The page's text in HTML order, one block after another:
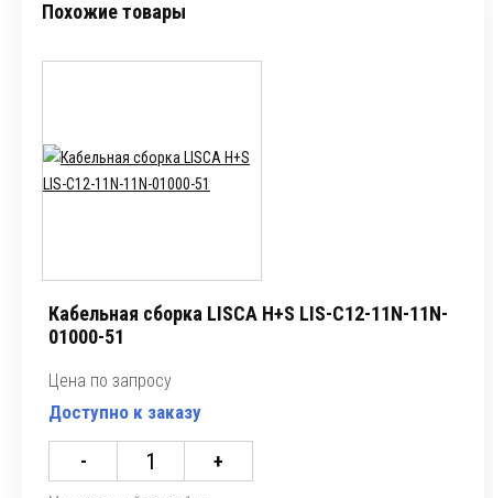
Похожие товары
Кабельная сборка LISCA H+S LIS-C12-11N-11N-
01000-51
Цена по запросу
Доступно к заказу
- +